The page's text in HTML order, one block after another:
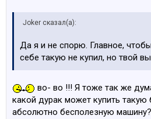
Joker сказал(а):
Да я и не спорю. Главное,
себе такую не купил, но твой
во- во !!! Я тоже так же
какой дурак может купить такую
абсолютно бесполезную машину?